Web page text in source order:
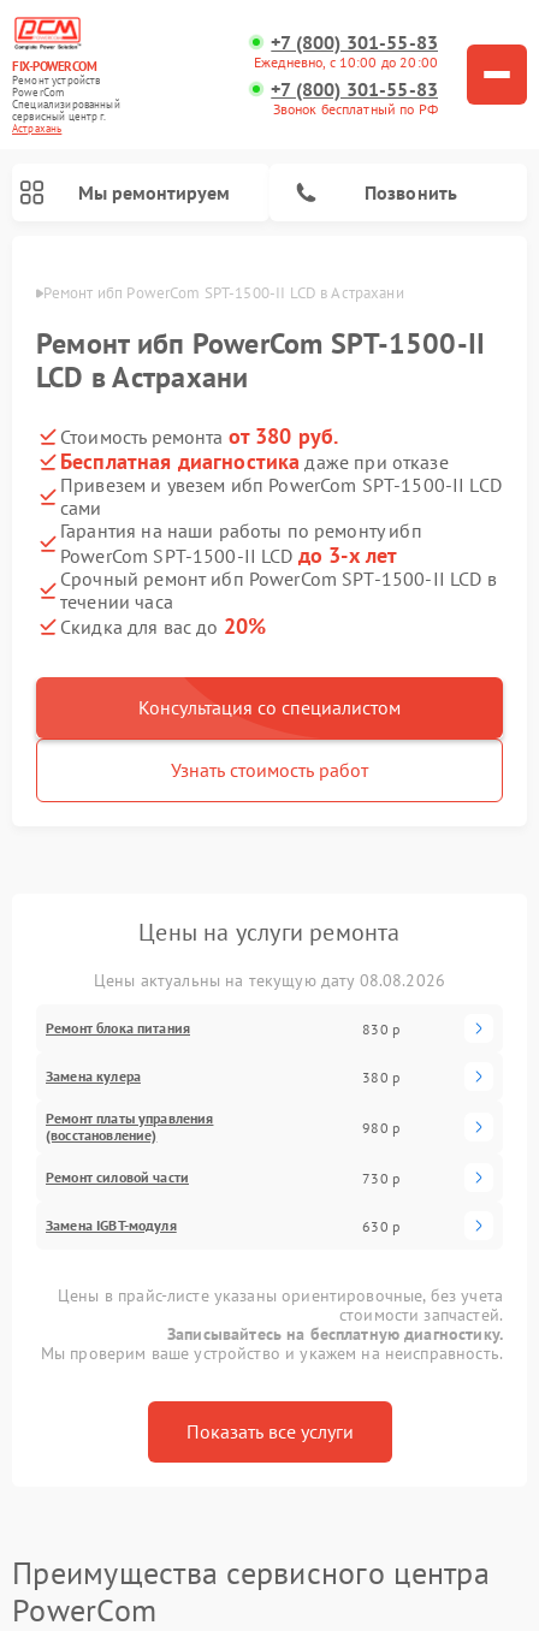
FIX-POWERCOM
Ремонт устройств
PowerCom
Специализированный
cервисный центр г.
Астрахань
+7 (800) 301-55-83
Ежедневно, с 10:00 до 20:00
+7 (800) 301-55-83
Звонок бесплатный по РФ
Мы ремонтируем Позвонить
Ремонт ибп PowerCom SPT-1500-II LCD в Астрахани
Ремонт ибп PowerCom SPT-1500-II
LCD в Астрахани
Стоимость ремонта от 380 руб.
Бесплатная диагностика даже при отказе
Привезем и увезем ибп PowerCom SPT-1500-II LCD
сами
Гарантия на наши работы по ремонту ибп
PowerCom SPT-1500-II LCD до 3-х лет
Срочный ремонт ибп PowerCom SPT-1500-II LCD в
течении часа
Скидка для вас до 20%
Консультация со специалистом
Узнать стоимость работ
Цены на услуги ремонта
Цены актуальны на текущую дату 08.08.2026
Ремонт блока питания 830 р
Замена кулера 380 р
Ремонт платы управления
(восстановление)
980 р
Ремонт силовой части 730 р
Замена IGBT-модуля 630 р
Цены в прайс-листе указаны ориентировочные, без учета
стоимости запчастей.
Записывайтесь на бесплатную диагностику.
Мы проверим ваше устройство и укажем на неисправность.
Показать все услуги
Преимущества сервисного центра
PowerCom